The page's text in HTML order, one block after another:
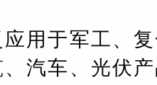
用于军工、
汽车、光伏